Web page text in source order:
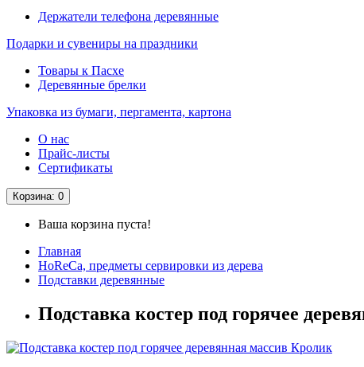
Держатели телефона деревянные
Подарки и сувениры на праздники
Товары к Пасхе
Деревянные брелки
Упаковка из бумаги, пергамента, картона
О нас
Прайс-листы
Сертификаты
Корзина: 0
Ваша корзина пуста!
Главная
HoReCa, предметы сервировки из дерева
Подставки деревянные
Подставка костер под горячее